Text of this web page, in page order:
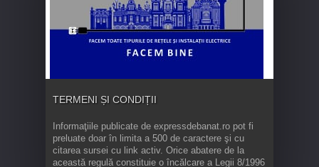
TERMENI ȘI CONDIȚII
Informaţiile publicate de expressdebanat.ro pot fi
preluate doar în limita a 500 de caractere şi cu
citarea sursei cu link activ. Orice abatere de la
această regulă constituie o încălcare a Legii 8/1996